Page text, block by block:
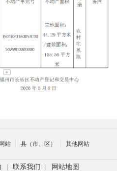
站 县（市、区） 其他网站
联系我们 网站地图